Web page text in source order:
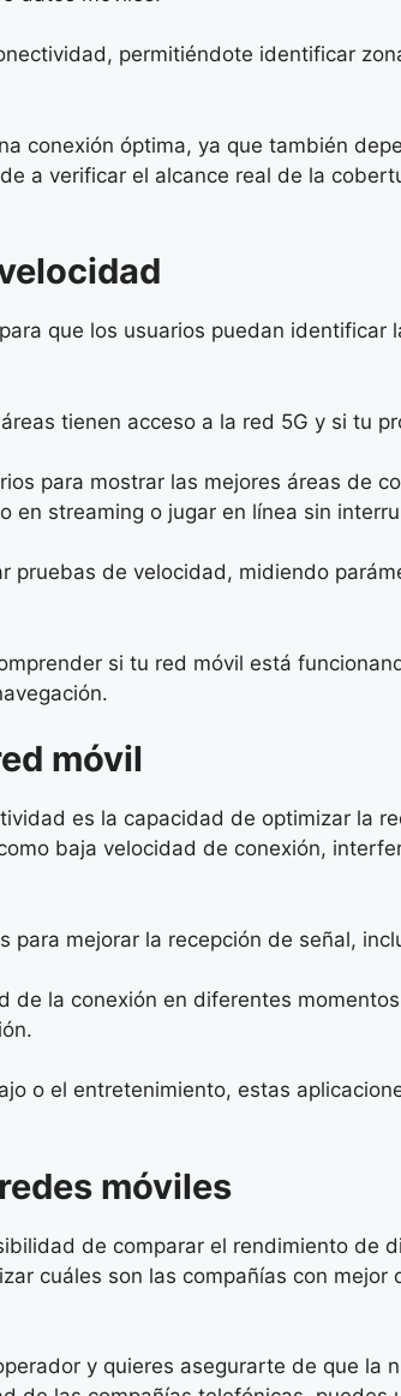
permitiéndote identificar
conexión óptima, ya que también
a verificar el alcance real de la
que los usuarios puedan identificar
tienen acceso a la red 5G y si tu
para mostrar las mejores áreas de
en streaming o jugar en línea sin
de velocidad, midiendo
si tu red móvil está
móvil
es la capacidad de optimizar la
baja velocidad de conexión,
para mejorar la recepción de señal,
de la conexión en diferentes
o el entretenimiento, estas
móviles
de comparar el rendimiento de
cuáles son las compañías con
y quieres asegurarte de que la